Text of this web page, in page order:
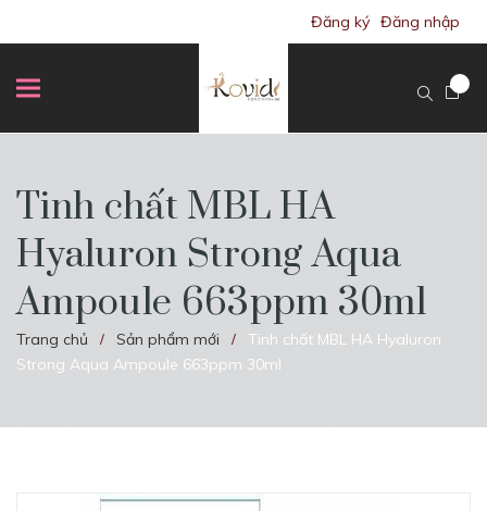
Đăng ký Đăng nhập
Tinh chất MBL HA
Hyaluron Strong Aqua
Ampoule 663ppm 30ml
Trang chủ / Sản phẩm mới /
Tinh chất MBL HA Hyaluron
Strong Aqua Ampoule 663ppm 30ml